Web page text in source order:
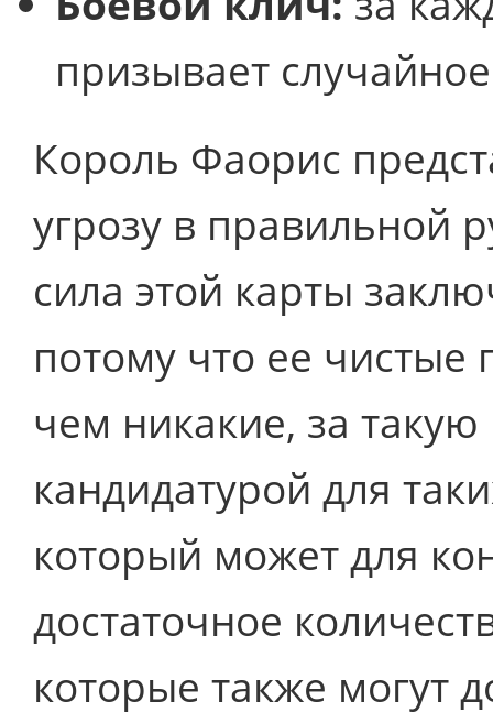
призывает
Король Фаорис
угрозу в правильной
сила этой карты
потому что ее
чем никакие, за
кандидатурой для
который может для
достаточное
которые также могут